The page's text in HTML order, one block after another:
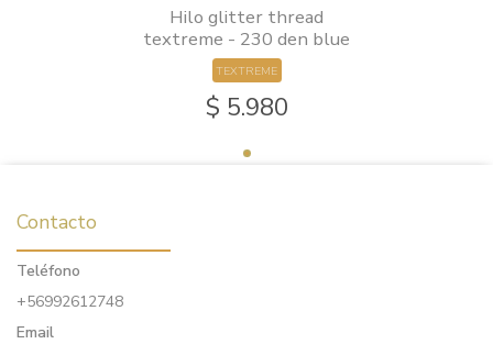
Hilo glitter thread
textreme - 230 den blue
TEXTREME
$ 5.980
Contacto
Teléfono
+56992612748
Email